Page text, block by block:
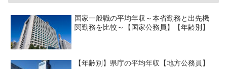
国家一般職の平均年収～本省勤務と出先機
関勤務を比較～【国家公務員】【年齢別】
【年齢別】県庁の平均年収【地方公務員】